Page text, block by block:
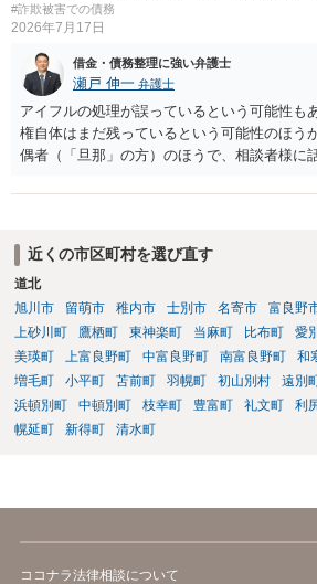
をしたくてお金を払ってお願いしていたとい
#詐欺被害での債務
2026年7月17日
借金・債務整理に強い弁護士
瀬戸 伸一 弁護士
アイフルの処理が誤っているという可能性も
権自体はまだ残っているという可能性のほう
偶者（「旦那」の方）のほうで、相談者様に
援用という方法も取れる可能性があるため、
せない事情もあるかもしれないのでおひとり
いかもしれません。 配偶者の債務がある状態
務を相談者様が相続するという状態になる（
てからの方法もありますが）ため、相談者様
て相談にいくようにお話してみてはどうでし
近くの市区町村を選び直す
道北
旭川市
留萌市 稚内市 士別市 名寄市 富良野
上砂川町
鷹栖町 東神楽町 当麻町 比布町 愛
美瑛町
上富良野町 中富良野町 南富良野町 和
増毛町
小平町 苫前町 羽幌町 初山別村 遠別
浜頓別町
中頓別町 枝幸町 豊富町 礼文町 利
幌延町
新得町 清水町
ココナラ法律相談について